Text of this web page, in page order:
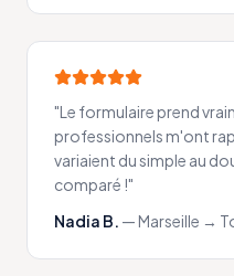
"Le formulaire prend
professionnels m'ont
variaient du simple au
comparé !"
Nadia B. —Marseille →